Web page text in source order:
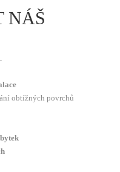
NÁŠ
obtížných povrchů